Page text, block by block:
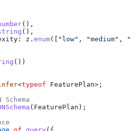
(),
(),
z . enum([ "low" , "medium" ,
())
<typeof FeaturePlan>;
( FeaturePlan );